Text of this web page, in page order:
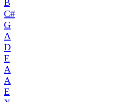
B
C#
G
A
D
E
A
A
E